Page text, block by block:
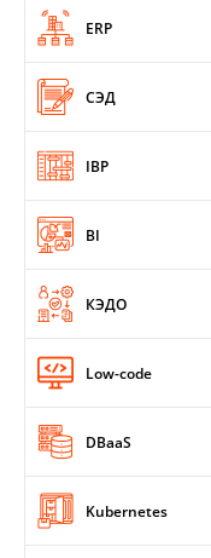
ERP
СЭД
IBP
BI
КЭДО
Low-code
DBaaS
Kubernetes